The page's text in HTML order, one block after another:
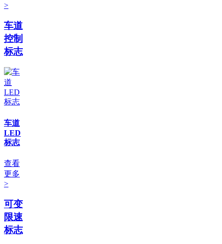
>
车道
控制
标志
车道
LED
标志
查看
更多
>
可变
限速
标志